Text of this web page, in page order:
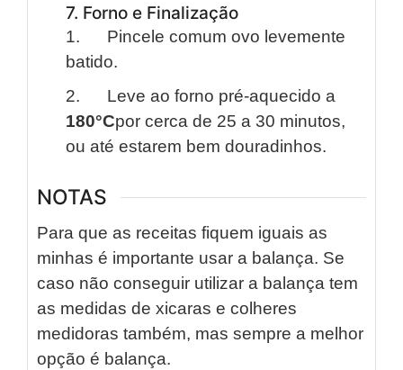
7. Forno e Finalização
1. Pincele comum ovo levemente
batido.
2. Leve ao forno pré-aquecido a
180°Cpor cerca de 25 a 30 minutos,
ou até estarem bem douradinhos.
NOTAS
Para que as receitas fiquem iguais as
minhas é importante usar a balança. Se
caso não conseguir utilizar a balança tem
as medidas de xicaras e colheres
medidoras também, mas sempre a melhor
opção é balança.